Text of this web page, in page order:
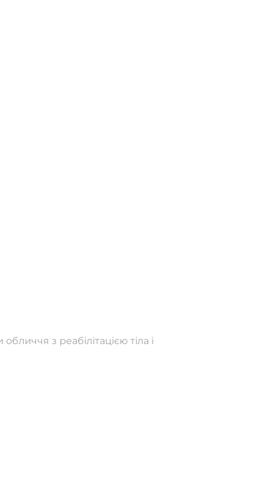
з реабілітацією тіла і